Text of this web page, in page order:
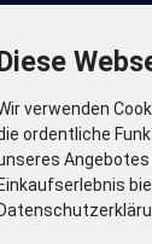
verwenden
ordentliche
Einkaufserlebnis